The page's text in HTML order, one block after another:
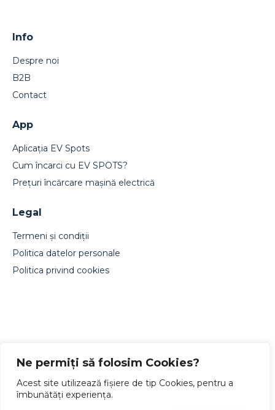
Ne permiți să folosim Cookies?
Acest site utilizează fișiere de tip Cookies, pentru a
îmbunătăți experiența.
Info
Despre noi
B2B
Contact
App
Aplicația EV Spots
Cum încarci cu EV SPOTS?
Prețuri încărcare mașină electrică
Legal
Termeni și condiții
Politica datelor personale
Politica privind cookies
Designed by Live Design